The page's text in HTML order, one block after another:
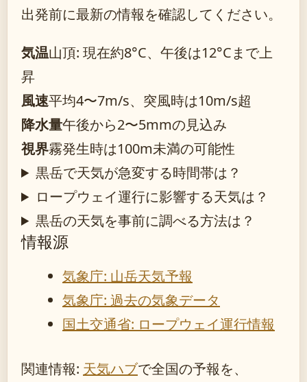
出発前に最新の情報を確認してください。
気温山頂: 現在約8°C、午後は12°Cまで上
昇
風速平均4〜7m/s、突風時は10m/s超
降水量午後から2〜5mmの見込み
視界霧発生時は100m未満の可能性
黒岳で天気が急変する時間帯は？
ロープウェイ運行に影響する天気は？
黒岳の天気を事前に調べる方法は？
情報源
気象庁: 山岳天気予報
気象庁: 過去の気象データ
国土交通省: ロープウェイ運行情報
関連情報: 天気ハブで全国の予報を、